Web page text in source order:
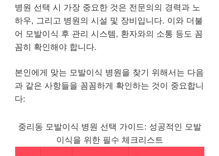
병원 선택 시 가장 중요한 것은 전문의의 경력과 노
하우, 그리고 병원의 시설 및 장비입니다. 이와 더불
어 모발이식 후 관리 시스템, 환자와의 소통 등도 꼼
꼼히 확인해야 합니다.
본인에게 맞는 모발이식 병원을 찾기 위해서는 다음
과 같은 사항들을 꼼꼼하게 확인하는 것이 중요합니
다:
중리동 모발이식 병원 선택 가이드: 성공적인 모발
이식을 위한 필수 체크리스트